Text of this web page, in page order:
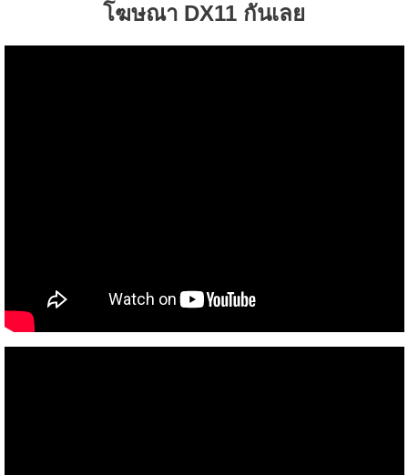
โฆษณา DX11 กันเลย